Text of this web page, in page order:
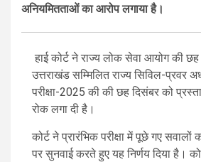
अनियमितताओं का आरोप लगाया है।
हाई कोर्ट ने राज्य लोक सेवा आयोग की
उत्तराखंड सम्मिलित राज्य सिविल-प्रवर
परीक्षा-2025 की की छह दिसंबर को
रोक लगा दी है।
कोर्ट ने प्रारंभिक परीक्षा में पूछे गए सवालों
पर सुनवाई करते हुए यह निर्णय दिया है।